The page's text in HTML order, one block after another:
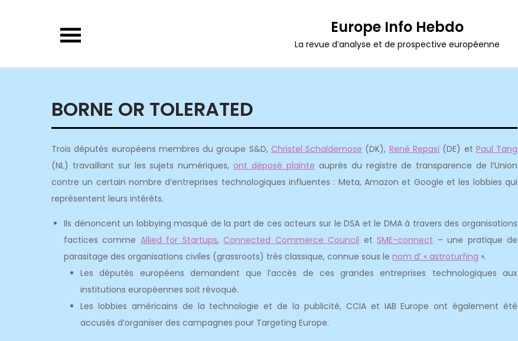
Europe Info Hebdo
La revue d’analyse et de prospective européenne
BORNE OR TOLERATED
Trois députés européens membres du groupe S&D, Christel Schaldemose (DK), René Repasi (DE) et Paul Tang
(NL) travaillant sur les sujets numériques, ont déposé plainte auprès du registre de transparence de l’Union
contre un certain nombre d’entreprises technologiques influentes : Meta, Amazon et Google et les lobbies qui
représentent leurs intérêts.
Ils dénoncent un lobbying masqué de la part de ces acteurs sur le DSA et le DMA à travers des organisations
factices comme Allied for Startups, Connected Commerce Council etSME-connect – une pratique de
parasitage des organisations civiles (grassroots) très classique, connue sous le nom d’ « astroturfing ».
Les députés européens demandent que l’accès de ces grandes entreprises technologiques aux
institutions européennes soit révoqué.
Les lobbies américains de la technologie et de la publicité, CCIA et IAB Europe ont également été
accusés d’organiser des campagnes pour Targeting Europe.